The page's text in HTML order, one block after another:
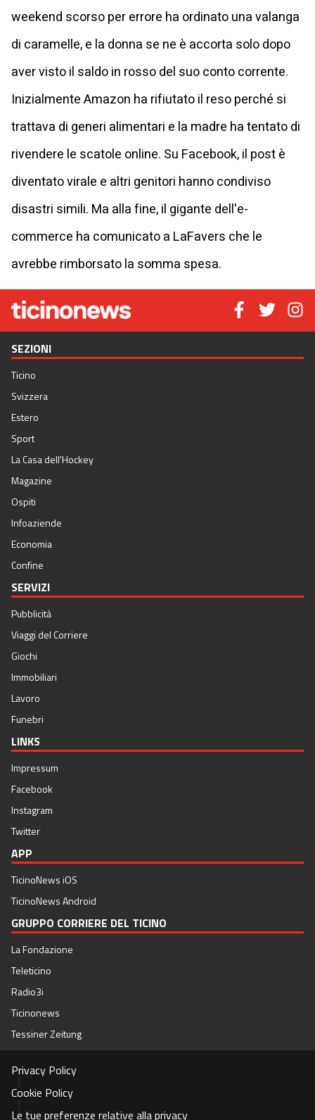
weekend scorso per errore ha ordinato una valanga
di caramelle, e la donna se ne è accorta solo dopo
aver visto il saldo in rosso del suo conto corrente.
Inizialmente Amazon ha rifiutato il reso perché si
trattava di generi alimentari e la madre ha tentato di
rivendere le scatole online. Su Facebook, il post è
diventato virale e altri genitori hanno condiviso
disastri simili. Ma alla fine, il gigante dell'e-
commerce ha comunicato a LaFavers che le
avrebbe rimborsato la somma spesa.
SEZIONI
Ticino
Svizzera
Estero
Sport
La Casa dell'Hockey
Magazine
Ospiti
Infoaziende
Economia
Confine
SERVIZI
Pubblicità
Viaggi del Corriere
Giochi
Immobiliari
Lavoro
Funebri
LINKS
Impressum
Facebook
Instagram
Twitter
APP
TicinoNews iOS
TicinoNews Android
GRUPPO CORRIERE DEL TICINO
La Fondazione
Teleticino
Radio3i
Ticinonews
Tessiner Zeitung
Privacy Policy
Cookie Policy
Le tue preferenze relative alla privacy